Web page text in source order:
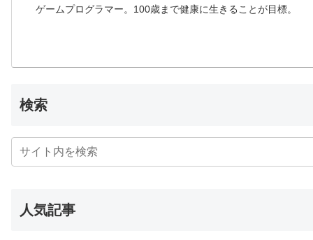
ゲームプログラマー。100歳まで健康に生きることが目標。
検索
人気記事